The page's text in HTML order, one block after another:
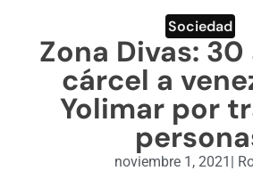
ENGLISH SECTION
VIDEOS
Sociedad
Zona Divas:
cárcel a
Yolimar por
noviembre 1, 2021 |